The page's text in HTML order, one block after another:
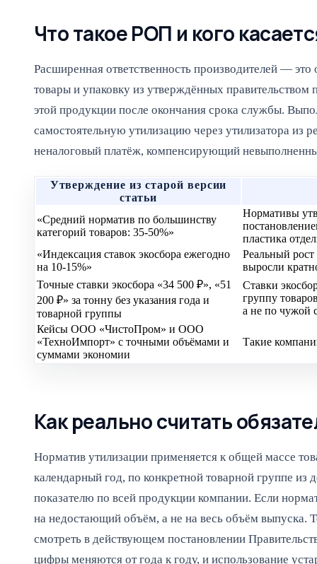
Что такое РОП и кого
Расширенная ответственность производителей —
товары и упаковку из утверждённых правительством
этой продукции после окончания срока службы.
самостоятельную утилизацию через утилизатора из
неналоговый платёж, компенсирующий
Утверждение из старой версии
статьи
«Средний норматив по большинству
категорий товаров: 35-50%»
Нормативы
пластика
«Индексация ставок экосбора ежегодно
на 10-15%»
Реальный рост
выросли
Точные ставки экосбора «34 500 ₽», «51
200 ₽» за тонну без указания года и
товарной группы
Ставки
группу
а не по чужой
Кейсы ООО «ЧистоПром» и ООО
«ТехноИмпорт» с точными объёмами и
суммами экономии
Такие
Как реально считать
Норматив утилизации применяется к общей массе
календарный год, по конкретной товарной группе
показателю по всей продукции компании. Если
на недостающий объём, а не на весь объём выпуска.
смотреть в действующем постановлении
цифры меняются от года к году, и использование